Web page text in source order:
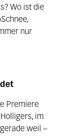
Wo ist die
nur
Premiere
im
weil –